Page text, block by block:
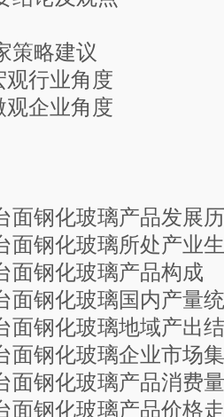
略建议
业角度
业角度
钢化玻璃产品发展
钢化玻璃所处产业
钢化玻璃产品构成
钢化玻璃国内产量
钢化玻璃地域产出
钢化玻璃企业市场
钢化玻璃产品消费量
钢化玻璃产品价格